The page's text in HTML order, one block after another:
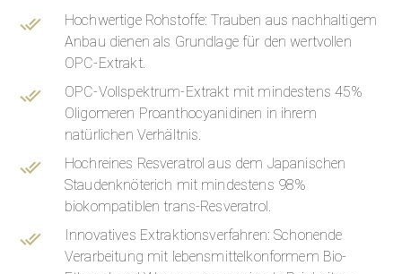
Hochwertige Rohstoffe: Trauben aus nachhaltigem
Anbau dienen als Grundlage für den wertvollen
OPC-Extrakt.
OPC-Vollspektrum-Extrakt mit mindestens 45%
Oligomeren Proanthocyanidinen in ihrem
natürlichen Verhältnis.
Hochreines Resveratrol aus dem Japanischen
Staudenknöterich mit mindestens 98%
biokompatiblentrans-Resveratrol.
Innovatives Extraktionsverfahren: Schonende
Verarbeitung mit lebensmittelkonformem Bio-